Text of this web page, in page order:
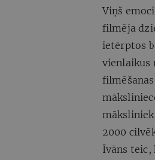
Viņš
filmēja
ietērptos
vienlaikus
2000
Īvāns